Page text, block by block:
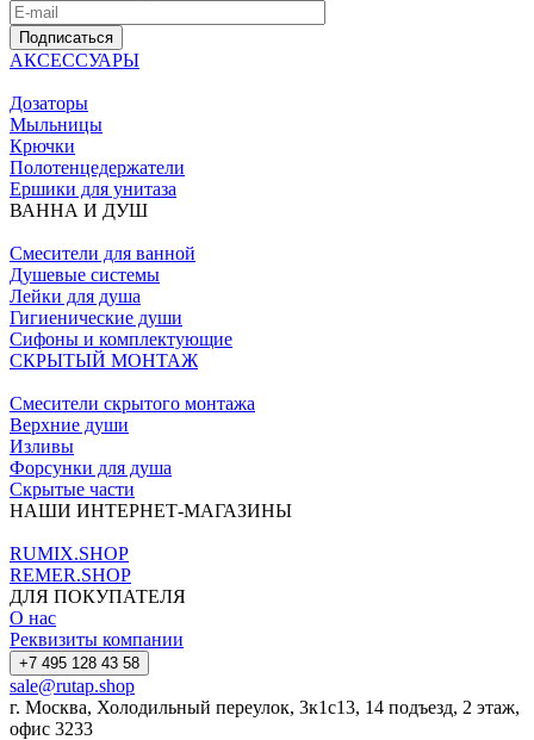
Подписаться
АКСЕССУАРЫ
Дозаторы
Мыльницы
Крючки
Полотенцедержатели
Ершики для унитаза
ВАННА И ДУШ
Смесители для ванной
Душевые системы
Лейки для душа
Гигиенические души
Сифоны и комплектующие
СКРЫТЫЙ МОНТАЖ
Смесители скрытого монтажа
Верхние души
Изливы
Форсунки для душа
Скрытые части
НАШИ ИНТЕРНЕТ-МАГАЗИНЫ
RUMIX.SHOP
REMER.SHOP
ДЛЯ ПОКУПАТЕЛЯ
О нас
Реквизиты компании
+7 495 128 43 58
sale@rutap.shop
г. Москва, Холодильный переулок, 3к1с13, 14 подъезд, 2 этаж,
офис 3233